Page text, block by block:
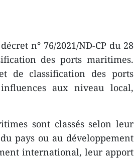
n° 76/2021/ND-CP du 28
des ports maritimes.
de classification des ports
aux niveau local,
sont classés selon leur
pays ou au développement
international, leur apport